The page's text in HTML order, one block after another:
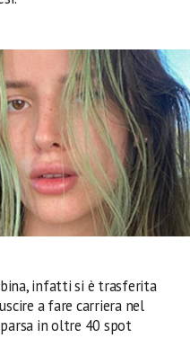
infatti si è trasferita
a fare carriera nel
in oltre 40 spot